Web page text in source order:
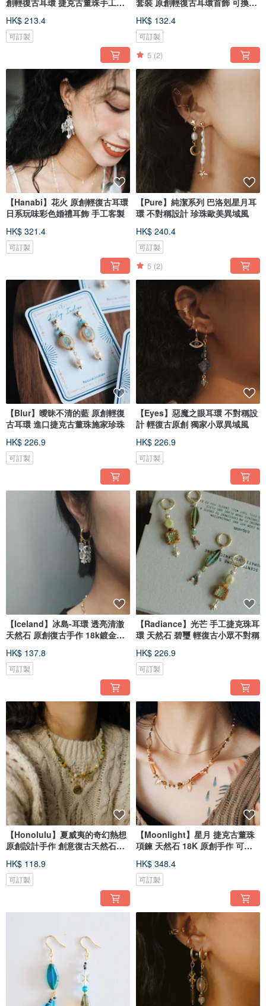
創輕復古耳環 捷克古董珠手工客
HK$ 213.4
可訂製
套裝 原創輕復古耳環首飾 可換耳
HK$ 132.4
可訂製
5 (2)
【Hanabi】花火 原創輕復古耳環
日系玩味彩色婚禮耳飾 手工客製
HK$ 321.4
可訂製
【Pure】純潔系列 巴洛剋星月耳
環 不對稱設計 珍珠歐美異域風
HK$ 240.4
可訂製
5 (2)
【Blur】曖昧不清的藍 原創輕復
古耳環 進口捷克古董珠施家珍珠
HK$ 226.9
可訂製
【Eyes】惡魔之眼耳環 不對稱設
計 輕復古原創 獨家小眾異域風
HK$ 226.9
可訂製
【Iceland】冰島-耳環 透亮清澈
天然石 原創復古手作 18k鍍金耳
HK$ 137.8
可訂製
【Radiance】光芒 手工捷克珠耳
環 天然石 碧璽 輕復古小眾不對稱
HK$ 226.9
可訂製
【Honolulu】夏威夷的奇幻熱想
原創設計手作 創意復古天然石項
HK$ 118.9
可訂製
【Moonlight】星月 捷克古董珠
項鍊 天然石 18K 原創手作 可客
HK$ 348.4
可訂製